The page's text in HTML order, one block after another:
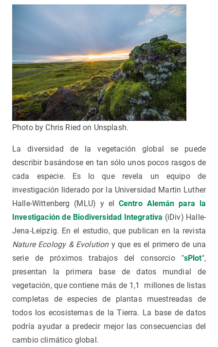
Photo by Chris Ried on Unsplash.
La diversidad de la vegetación global se puede
describir basándose en tan sólo unos pocos rasgos de
cada especie. Es lo que revela un equipo de
investigación liderado por la Universidad Martin Luther
Halle-Wittenberg (MLU) y el Centro Alemán para la
Investigación de Biodiversidad Integrativa (iDiv) Halle-
Jena-Leipzig. En el estudio, que publican en la revista
Nature Ecology & Evolution y que es el primero de una
serie de próximos trabajos del consorcio "sPlot",
presentan la primera base de datos mundial de
vegetación, que contiene más de 1,1 millones de listas
completas de especies de plantas muestreadas de
todos los ecosistemas de la Tierra. La base de datos
podría ayudar a predecir mejor las consecuencias del
cambio climático global.